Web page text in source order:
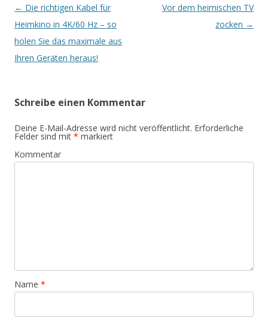
Artikel-
Navigation
← Die richtigen Kabel für
Heimkino in 4K/60 Hz – so
holen Sie das maximale aus
Ihren Geräten heraus!
Vor dem heimischen TV
zocken →
Schreibe einen Kommentar
Deine E-Mail-Adresse wird nicht veröffentlicht. Erforderliche
Felder sind mit * markiert
Kommentar
Name *